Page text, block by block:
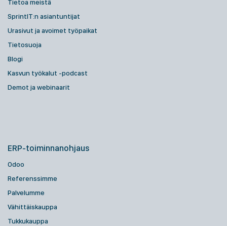
Tietoa meistä
SprintIT:n asiantuntijat
Urasivut ja avoimet työpaikat
Tietosuoja
Blogi
Kasvun työkalut -podcast
Demot ja webinaarit
ERP-toiminnanohjaus
Odoo
Referenssimme
Palvelumme
Vähittäiskauppa
Tukkukauppa